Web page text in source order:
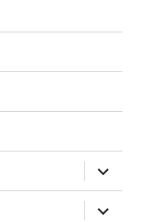
expand
child
menu
expand